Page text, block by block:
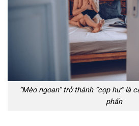
“Mèo ngoan” trở thành “cọp hư” là
phấn